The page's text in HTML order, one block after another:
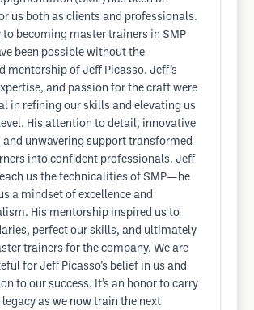
us both as clients and professionals.
to becoming master trainers in SMP
been possible without the
mentorship of Jeff Picasso. Jeff’s
and passion for the craft were
in refining our skills and elevating us
His attention to detail, innovative
and unwavering support transformed
into confident professionals. Jeff
us the technicalities of SMP—he
a mindset of excellence and
His mentorship inspired us to
perfect our skills, and ultimately
trainers for the company. We are
for Jeff Picasso’s belief in us and
to our success. It’s an honor to carry
as we now train the next